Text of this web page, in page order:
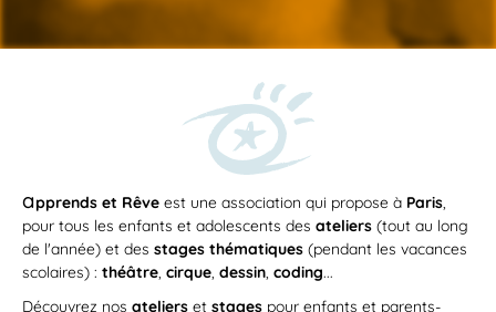
apprends et Rêve est une association qui propose à Paris,
pour tous les enfants et adolescents des ateliers (tout au long
de l'année) et des stages thématiques (pendant les vacances
scolaires) : théâtre, cirque, dessin, coding...
Découvrez nos ateliers et stages pour enfants et parents-